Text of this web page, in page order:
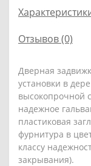
Отзывов (0)
Дверная
установки в
высокопрочной
надежное
пластиковая
фурнитура в
классу
закрывания).